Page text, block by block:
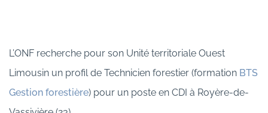
L’ONF recherche pour son Unité territoriale Ouest
Limousin un profil de Technicien forestier (formation BTS
Gestion forestière) pour un poste en CDI à Royère-de-